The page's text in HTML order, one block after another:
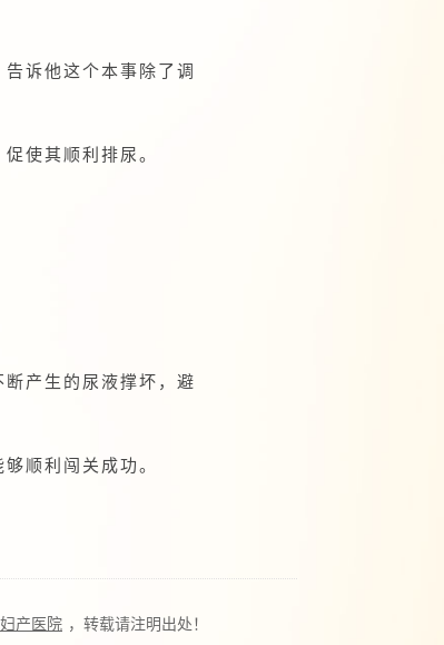
诉他这个本事除了调
使其顺利排尿。
产生的尿液撑坏，避
顺利闯关成功。
产医院 ，转载请注明出处！